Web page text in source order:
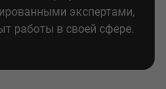
экспертами,
работы в своей сфере.